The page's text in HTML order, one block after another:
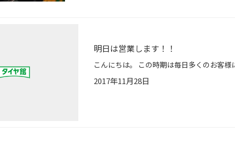
明日は営業します！！
2017年11月28日